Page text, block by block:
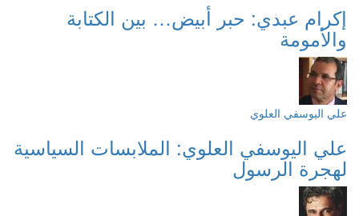
إكرام عبدي: حبر أبيض… بين الكتابة
والأمومة
علي اليوسفي العلوي
علي اليوسفي العلوي: الملابسات السياسية
لهجرة الرسول